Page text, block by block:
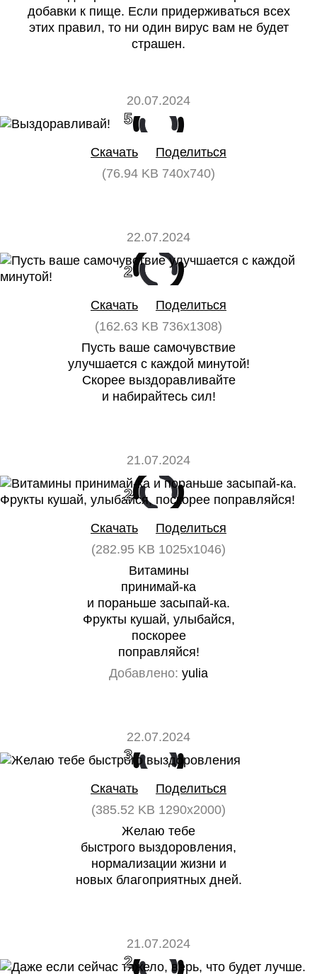
добавки к пище. Если придерживаться всех
этих правил, то ни один вирус вам не будет
страшен.
20.07.2024
5
Скачать
Поделиться
(76.94 KB 740x740)
22.07.2024
2 0
Скачать
Поделиться
(162.63 KB 736x1308)
Пусть ваше самочувствие
улучшается с каждой минутой!
Скорее выздоравливайте
и набирайтесь сил!
21.07.2024
2 0
Скачать
Поделиться
(282.95 KB 1025x1046)
Витамины
принимай-ка
и пораньше засыпай-ка.
Фрукты кушай, улыбайся,
поскорее
поправляйся!
Добавлено: yulia
22.07.2024
3 0
Скачать
Поделиться
(385.52 KB 1290x2000)
Желаю тебе
быстрого выздоровления,
нормализации жизни и
новых благоприятных дней.
21.07.2024
2 0